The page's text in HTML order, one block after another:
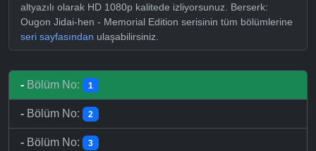
altyazılı olarak HD 1080p kalitede izliyorsunuz. Berserk:
Ougon Jidai-hen - Memorial Edition serisinin tüm bölümlerine
seri sayfasından ulaşabilirsiniz.
- Bölüm No: 1
- Bölüm No: 2
- Bölüm No: 3